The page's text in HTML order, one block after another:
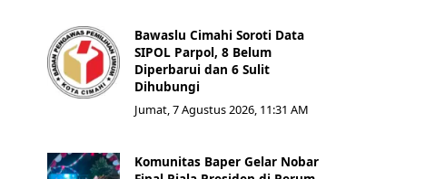
Bawaslu Cimahi Soroti Data
SIPOL Parpol, 8 Belum
Diperbarui dan 6 Sulit
Dihubungi
Jumat, 7 Agustus 2026, 11:31 AM
Komunitas Baper Gelar Nobar